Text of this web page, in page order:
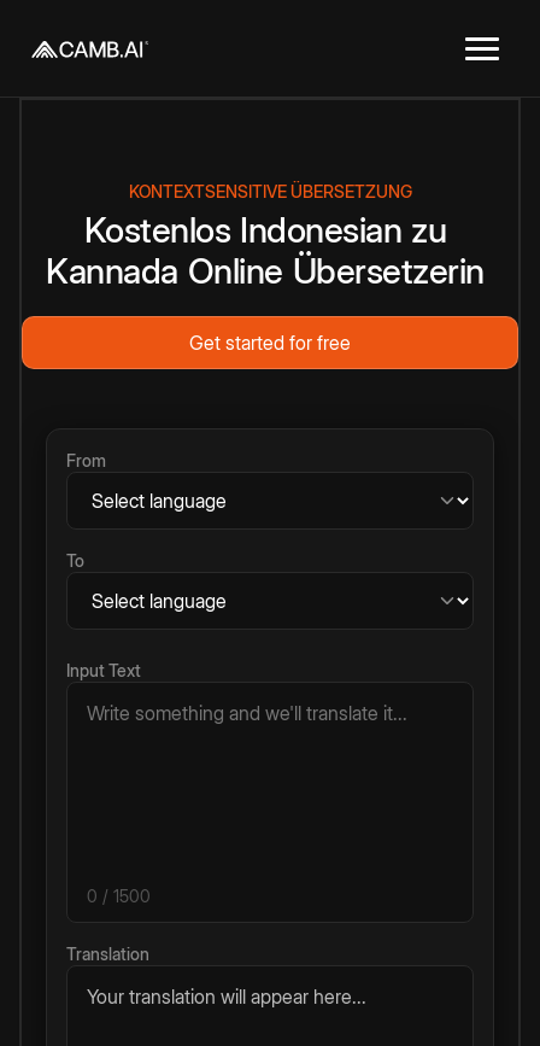
KONTEXTSENSITIVE ÜBERSETZUNG
Kostenlos Indonesian zu
Kannada Online Übersetzerin
Get started for free
From
To
Input Text
0 / 1500
Translation
Your translation will appear here...